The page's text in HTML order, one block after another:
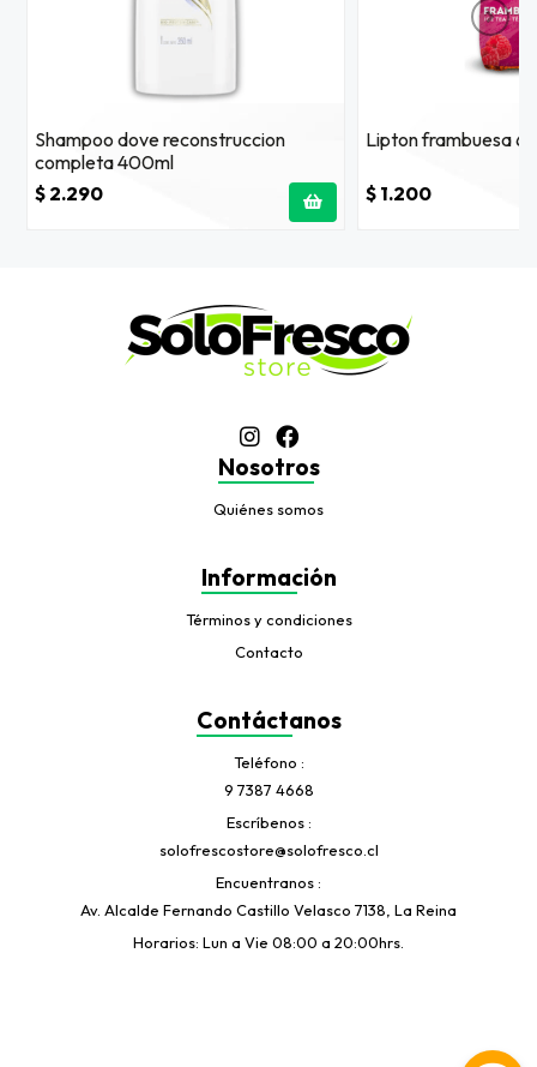
Shampoo dove reconstruccion
completa 400ml
$ 2.290
Lipton frambuesa
$ 1.200
Nosotros
Quiénes somos
Información
Términos y condiciones
Contacto
Contáctanos
Teléfono
9 7387 4668
Escríbenos
solofrescostore@solofresco.cl
Encuentranos
Av. Alcalde Fernando Castillo Velasco 7138, La Reina
Horarios: Lun a Vie 08:00 a 20:00hrs.